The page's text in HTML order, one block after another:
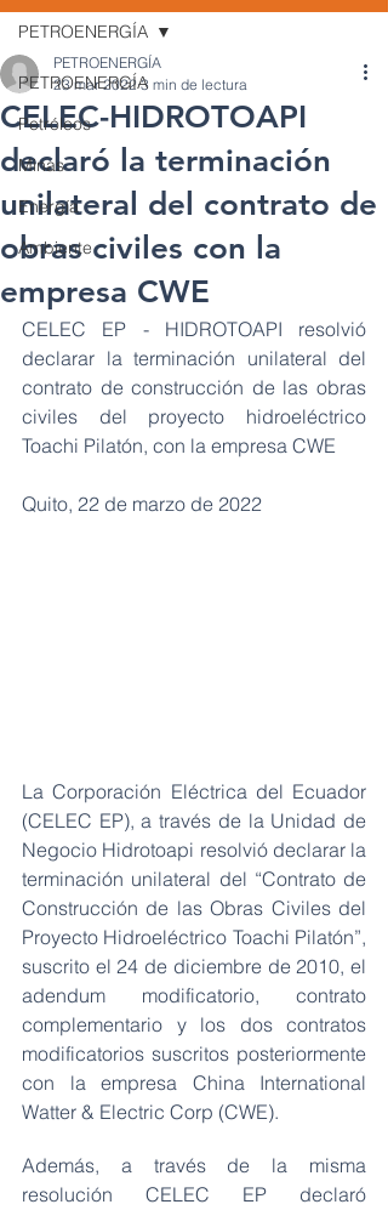
PETROENERGÍA
Petróleos
Minas
Energía
Ambiente
PETROENERGÍA
CELEC-HIDROTOAPI
declaró la terminación
unilateral del contrato de
obras civiles con la
empresa CWE
PETROENERGÍA
23 mar 2022 3 min de lectura
CELEC EP - HIDROTOAPI resolvió
declarar la terminación unilateral del
contrato de construcción de las obras
civiles del proyecto hidroeléctrico
Toachi Pilatón, con la empresa CWE
Quito, 22 de marzo de 2022
La Corporación Eléctrica del Ecuador
(CELEC EP), a través de la Unidad de
Negocio Hidrotoapi resolvió declarar la
terminación unilateral del “Contrato de
Construcción de las Obras Civiles del
Proyecto Hidroeléctrico Toachi Pilatón”,
suscrito el 24 de diciembre de 2010, el
adendum modificatorio, contrato
complementario y los dos contratos
modificatorios suscritos posteriormente
con la empresa China International
Watter & Electric Corp (CWE).
Además, a través de la misma
resolución CELEC EP declaró